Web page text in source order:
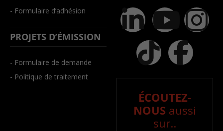
- Formulaire d’adhésion
PROJETS D’ÉMISSION
- Formulaire de demande
- Politique de traitement
ÉCOUTEZ-
NOUS aussi
sur..